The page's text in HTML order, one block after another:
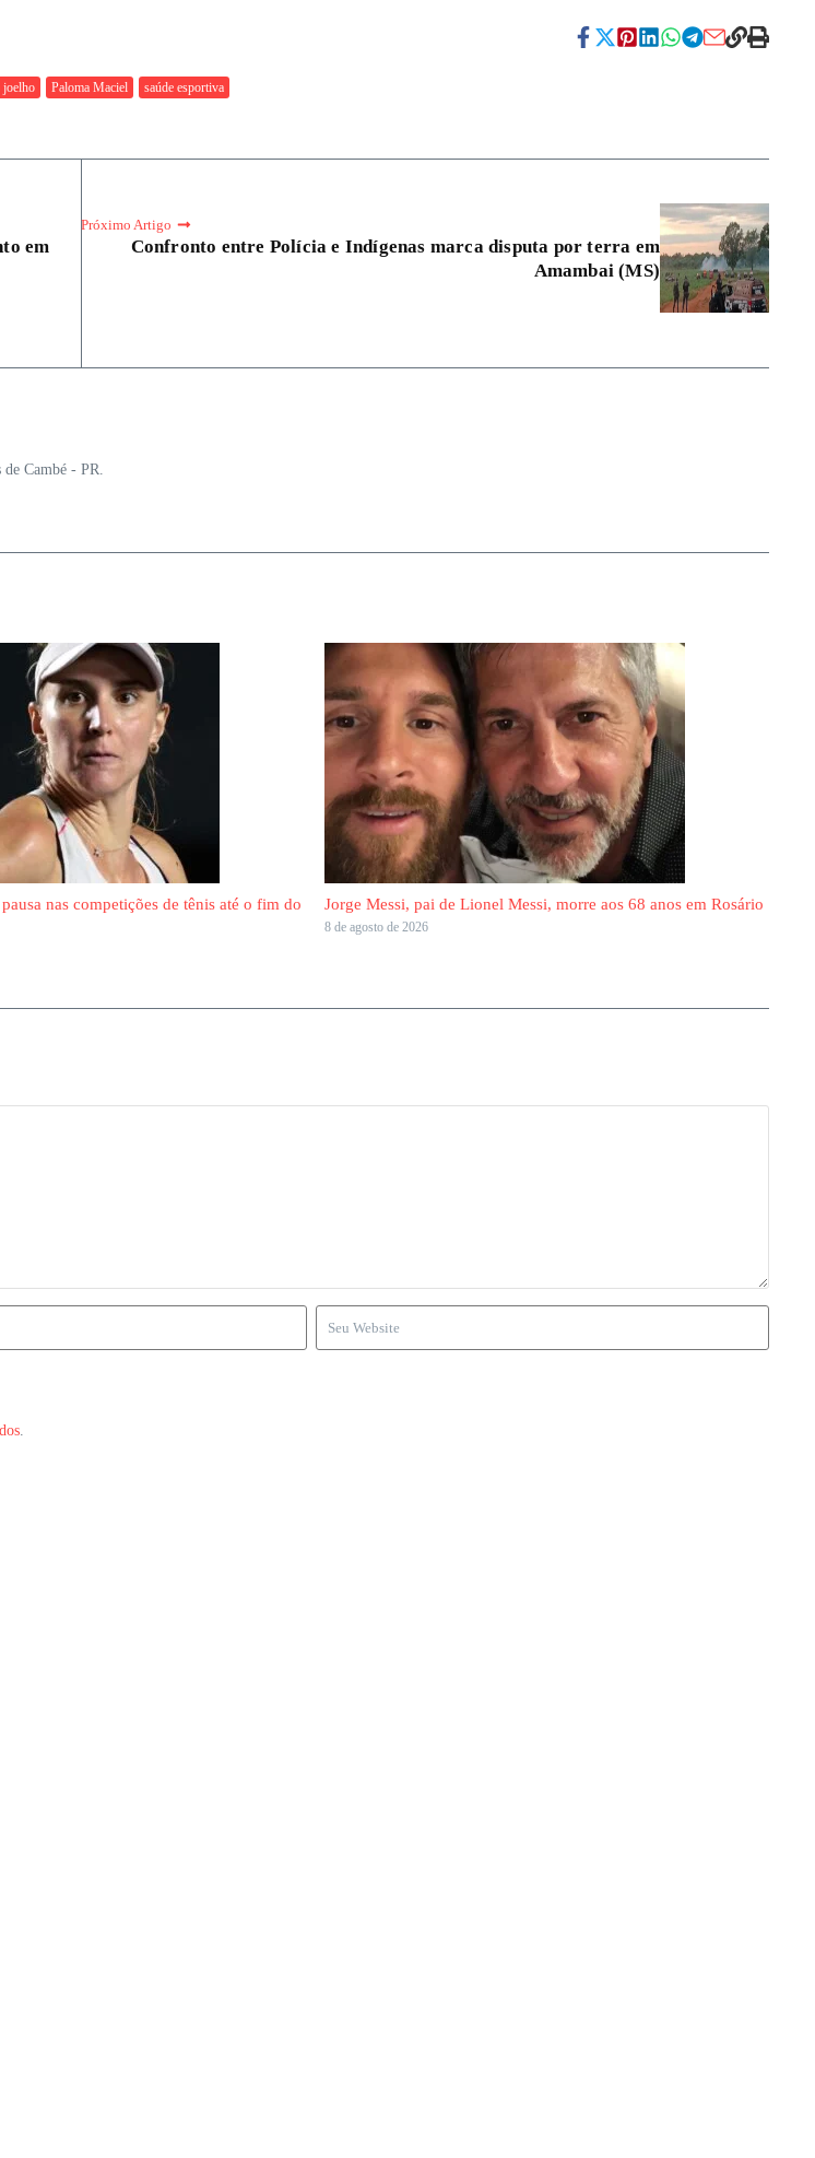
joelho Paloma Maciel saúde esportiva
em
Próximo Artigo
Confronto entre Polícia e Indígenas marca disputa por terra em
Amambai (MS)
Cambé - PR.
nas competições de tênis até o fim do
Jorge Messi, pai de Lionel Messi, morre aos 68 anos em Rosário
8 de agosto de 2026
.